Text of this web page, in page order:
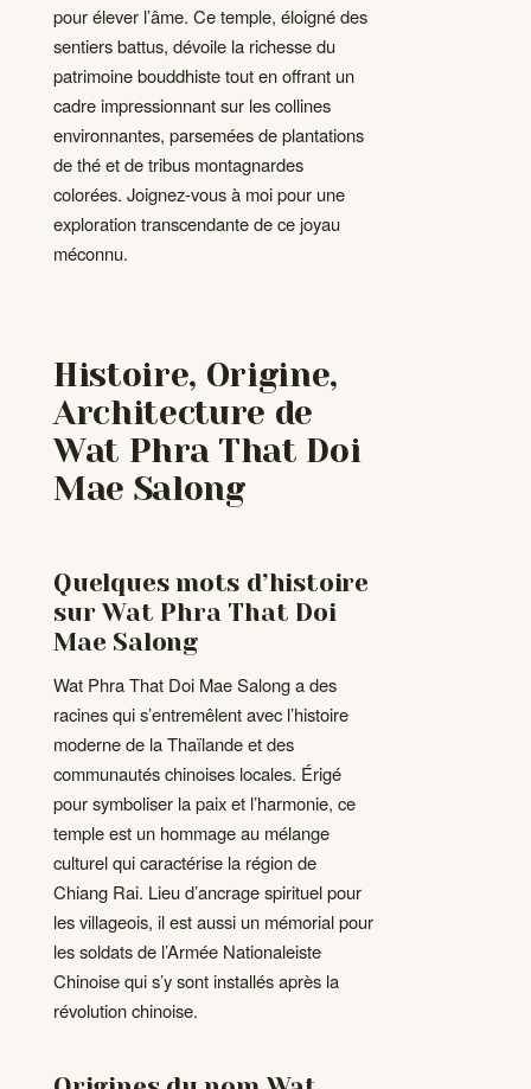
pour élever l’âme. Ce temple, éloigné des
sentiers battus, dévoile la richesse du
patrimoine bouddhiste tout en offrant un
cadre impressionnant sur les collines
environnantes, parsemées de plantations
de thé et de tribus montagnardes
colorées. Joignez-vous à moi pour une
exploration transcendante de ce joyau
méconnu.
Histoire, Origine,
Architecture de
Wat Phra That Doi
Mae Salong
Quelques mots d’histoire
sur Wat Phra That Doi
Mae Salong
Wat Phra That Doi Mae Salong a des
racines qui s’entremêlent avec l’histoire
moderne de la Thaïlande et des
communautés chinoises locales. Érigé
pour symboliser la paix et l’harmonie, ce
temple est un hommage au mélange
culturel qui caractérise la région de
Chiang Rai. Lieu d’ancrage spirituel pour
les villageois, il est aussi un mémorial pour
les soldats de l’Armée Nationaleiste
Chinoise qui s’y sont installés après la
révolution chinoise.